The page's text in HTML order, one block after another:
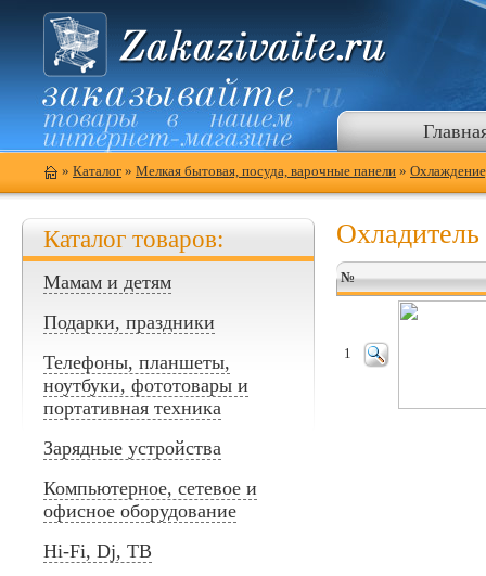
» Каталог » Мелкая бытовая, посуда, варочные панели »
Каталог товаров:
Мамам и детям
Подарки, праздники
Телефоны, планшеты,
ноутбуки, фототовары и
портативная техника
Зарядные устройства
Компьютерное, сетевое и
офисное оборудование
Hi-Fi, Dj, ТВ
Охладитель
№
1